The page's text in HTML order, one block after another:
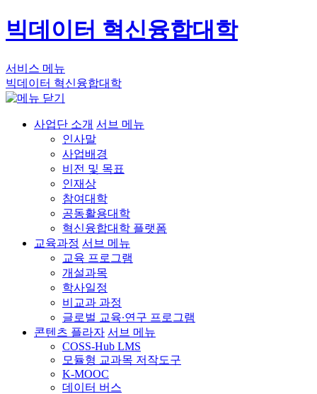
빅데이터 혁신융합대학
서비스 메뉴
빅데이터 혁신융합대학
사업단 소개 서브 메뉴
인사말
사업배경
비전 및 목표
인재상
참여대학
공동활용대학
혁신융합대학 플랫폼
교육과정 서브 메뉴
교육 프로그램
개설과목
학사일정
비교과 과정
글로벌 교육∙연구 프로그램
콘텐츠 플라자 서브 메뉴
COSS-Hub LMS
모듈형 교과목 저작도구
K-MOOC
데이터 버스